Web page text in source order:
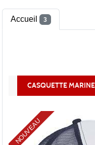
Accueil 3
CASQUETTE
NOUVEAU